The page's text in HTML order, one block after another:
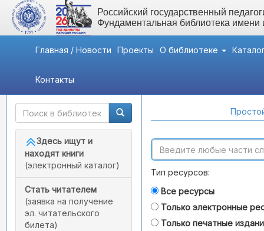
Российский государственный
Фундаментальная библиотека
Главная / Новости Проекты О библиотеке
Контакты
Быстрый доступ
Здесь ищут и
находят книги
(электронный каталог)
Стать читателем
(заявка на получение
эл. читательского
билета)
Тип ресурсов:
Все ресурсы
Только электронные
Только печатные